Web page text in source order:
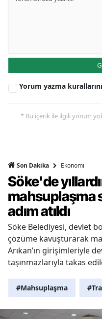
Yorum yazma kurallarını
* Bu içerik ile ilgili yorum
Son Dakika Ekonomi
Söke'de
mahsuplaşma
adım atıldı
Söke Belediyesi, devlet
çözüme kavuşturarak
Arıkan’ın girişimleriyle
taşınmazlarıyla takas
#Mahsuplaşma